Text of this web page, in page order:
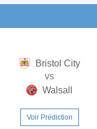
Bristol City
vs
Walsall
Voir Prédiction